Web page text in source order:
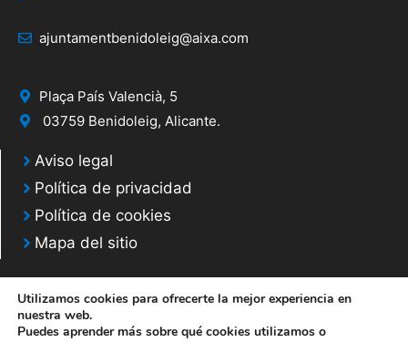
ajuntamentbenidoleig@aixa.com
Plaça País Valencià, 5
03759 Benidoleig, Alicante.
Aviso legal
Política de privacidad
Política de cookies
Mapa del sitio
Utilizamos cookies para ofrecerte la mejor experiencia en
nuestra web.
Puedes aprender más sobre qué cookies utilizamos o